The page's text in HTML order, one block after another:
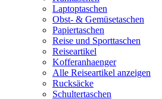
Laptoptaschen
Obst- & Gemüsetaschen
Papiertaschen
Reise und Sporttaschen
Reiseartikel
Kofferanhaenger
Alle Reiseartikel anzeigen
Rucksäcke
Schultertaschen